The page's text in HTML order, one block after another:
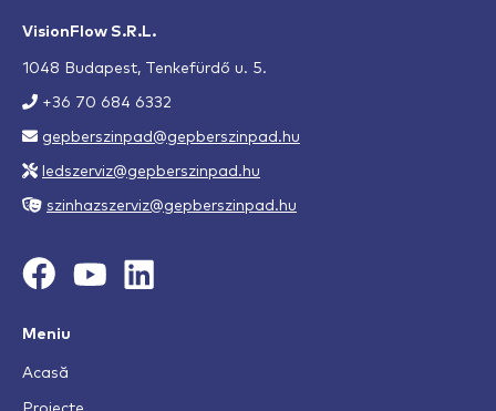
VisionFlow S.R.L.
1048 Budapest, Tenkefürdő u. 5.
+36 70 684 6332
gepberszinpad@gepberszinpad.hu
ledszerviz@gepberszinpad.hu
szinhazszerviz@gepberszinpad.hu
Meniu
Acasă